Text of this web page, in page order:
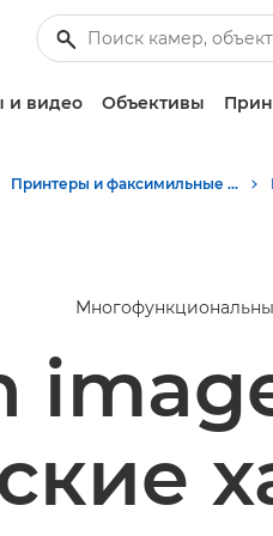
и видео Объективы
Принтеры и факсимильные аппараты для бизнеса